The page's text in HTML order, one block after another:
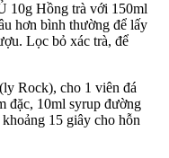
10g Hồng trà với 150ml
hơn bình thường để lấy
Lọc bỏ xác trà, để
Rock), cho 1 viên đá
đặc, 10ml syrup đường
15 giây cho hỗn